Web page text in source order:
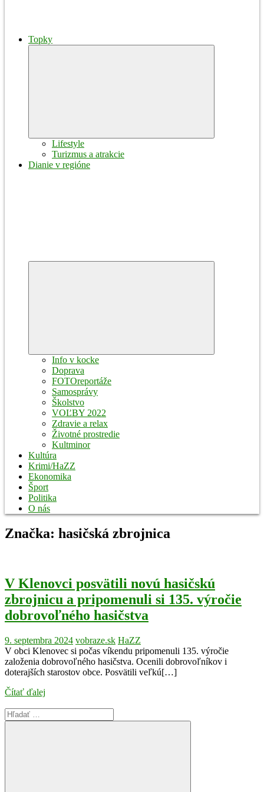
Topky
Lifestyle
Turizmus a atrakcie
Dianie v regióne
Info v kocke
Doprava
FOTOreportáže
Samosprávy
Školstvo
VOĽBY 2022
Zdravie a relax
Životné prostredie
Kultminor
Kultúra
Krimi/HaZZ
Ekonomika
Šport
Politika
O nás
Značka: hasičská zbrojnica
V Klenovci posvätili novú hasičskú
zbrojnicu a pripomenuli si 135. výročie
dobrovoľného hasičstva
9. septembra 2024 vobraze.sk HaZZ
V obci Klenovec si počas víkendu pripomenuli 135. výročie
založenia dobrovoľného hasičstva. Ocenili dobrovoľníkov i
doterajších starostov obce. Posvätili veľkú[…]
Čítať ďalej
Search
for: